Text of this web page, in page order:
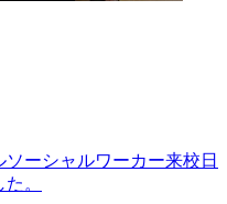
ーシャルワーカー来校日
。